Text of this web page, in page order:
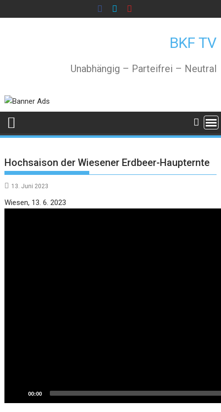
to
BKF TV
Unabhängig – Parteifrei – Neutral
Hochsaison der Wiesener Erdbeer-Haupternte
13. Juni 2023
Wiesen, 13. 6. 2023
00:00